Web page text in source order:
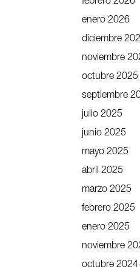
enero 2026
diciembre
noviembre
octubre 2025
septiembre
julio 2025
junio 2025
mayo 2025
abril 2025
marzo 2025
febrero 2025
enero 2025
noviembre
octubre 2024